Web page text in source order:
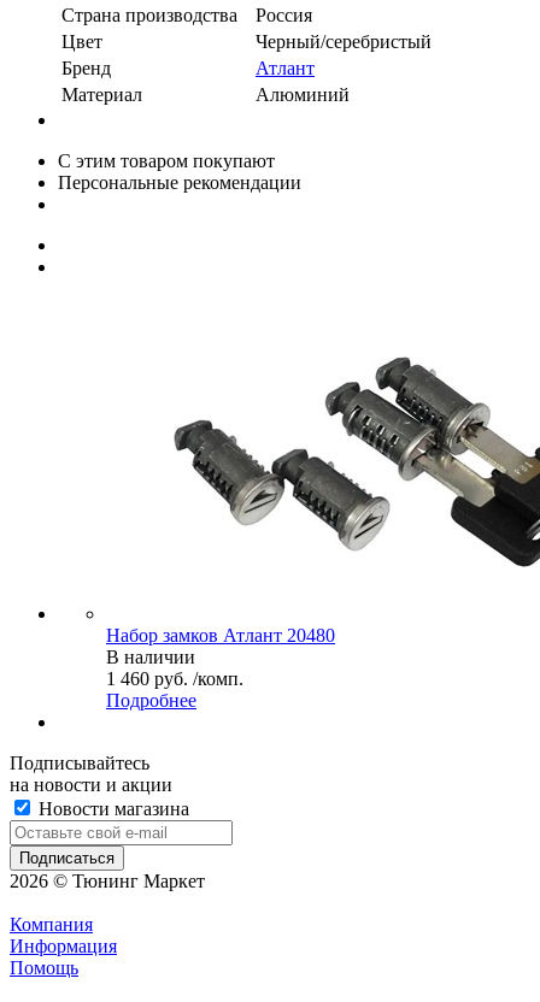
Страна производства
Россия
Цвет
Черный/серебристый
Бренд
Атлант
Материал
Алюминий
С этим товаром покупают
Персональные рекомендации
Набор замков Атлант 20480
В наличии
1 460 руб. /комп.
Подробнее
Подписывайтесь
на новости и акции
Новости магазина
2026 © Тюнинг Маркет
Компания
Информация
Помощь